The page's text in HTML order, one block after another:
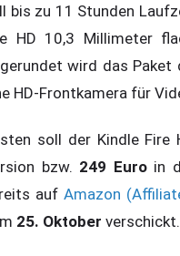
bis zu 11 Stunden
HD 10,3 Millimeter
wird das Paket
HD-Frontkamera für
soll der Kindle Fire
bzw. 249 Euroin
auf Amazon
25. Oktober verschickt.